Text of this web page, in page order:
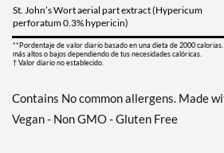
St. John’s Wort aerial part extract (Hypericum
perforatum 0.3% hypericin)
**Pordentaje de valor diario basado en una dieta de 2000
más altos o bajos dependiendo de tus necesidades calóricas.
† Valor diario no establecido.
Contains No common allergens. Made
Vegan - Non GMO - Gluten Free